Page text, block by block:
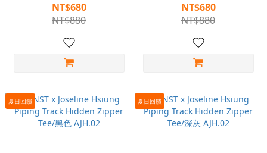
NT$680
NT$880
NT$680
NT$880
夏日回饋 夏日回饋